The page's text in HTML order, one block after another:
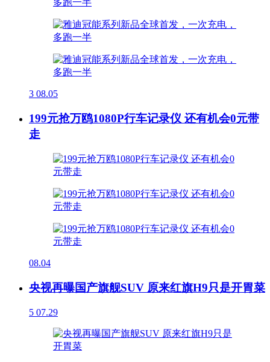
3 08.05
199元抢万鸥1080P行车记录仪 还有机会0元带
走
08.04
央视再曝国产旗舰SUV 原来红旗H9只是开胃菜
5 07.29